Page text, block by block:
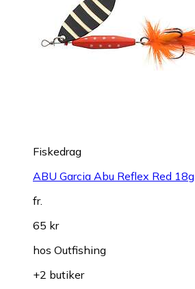
Fiskedrag
ABU Garcia Abu Reflex Red 18g
fr.
65 kr
hos Outfishing
+2 butiker